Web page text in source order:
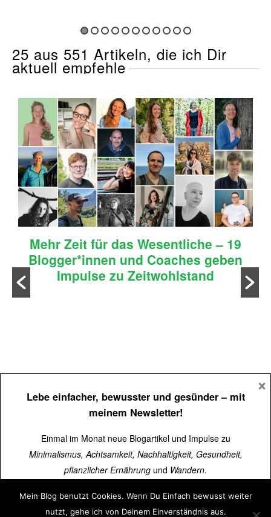
25 aus 551 Artikeln, die ich Dir
aktuell empfehle
Mehr Zeit für das Wesentliche – 19
Blogger*innen und Coaches geben
Impulse zu Zeitwohlstand
Impressum
Mein Blog benutzt Cookies. Wenn Du Einfach bewusst weiter
nutzt, gehe ich von Deinem Einverständnis aus.
Lebe einfacher, bewusster und gesünder– mit
meinem Newsletter!
Einmal im Monat neue Blogartikel und Impulse zu
Minimalismus, Achtsamkeit, Nachhaltigkeit, Gesundheit,
pflanzlicher Ernährung und Wandern.
Über15.000 Menschen lesen schon mit.
×